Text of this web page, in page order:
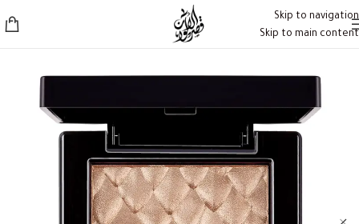
Skip to navigation
Skip to main content